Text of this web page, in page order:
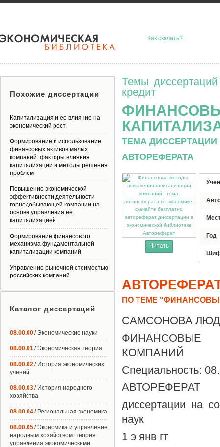
Как скачать?
Темы
кредит
ТЕМА
АВТОРЕФЕРАТА
Автореферат
Читать
Год
ПО ТЕМЕ
САМСОНОВА
ФИНАНСОВЫЕ
КОМПАНИЙ
Специальность:
АВТОРЕФЕРАТ
диссертации на
наук
1 э янв гт
Похожие диссертации
Капитализация и ее влияние на
экономический рост
Формирование и использование
финансовых активов малых
компаний: факторы влияния
капитализации и методы решения
проблем
Повышение экономической
эффективности деятельности
горнодобывающей компании на
основе управления ее
капитализацией
Формирование финансового
механизма фундаментальной
капитализации компаний
Управление рыночной стоимостью
российских компаний
Каталог диссертаций
08.00.00/ Экономические науки
08.00.01/ Экономическая теория
08.00.02/ История экономических
учений
08.00.03/ История народного
хозяйства
08.00.04/ Региональная экономика
08.00.05/ Экономика и управление
народным хозяйством: теория
управления экономическими